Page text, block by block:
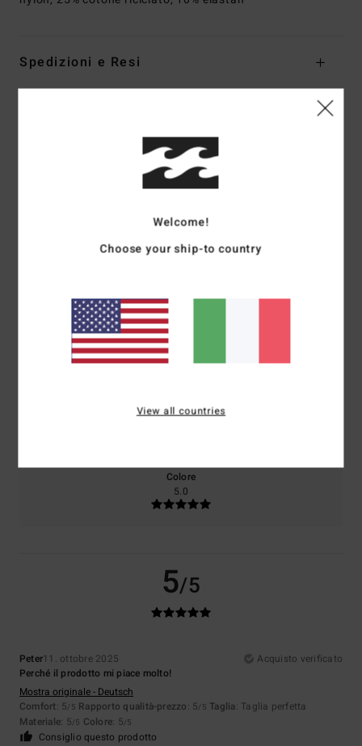
Spedizioni e Resi
Punteggio medio
5.0/5
Il 100% dei nostri clienti consiglia questo prodotto
Comfort
5.0
Colore
5.0
5/5
Peter11. ottobre 2025
Acquisto verificato
Perché il prodotto mi piace molto!
Mostra originale - Deutsch
Comfort: 5/5 Rapporto qualità-prezzo: 5/5 Taglia: Taglia perfetta
Materiale: 5/5 Colore: 5/5
Consiglio questo prodotto
Welcome!
Choose your ship-to country
View all countries